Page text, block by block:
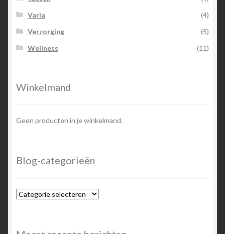
Varia
(4)
Verzorging
(5)
Wellness
(11)
Winkelmand
Geen producten in je winkelmand.
Blog-categorieën
Blog-